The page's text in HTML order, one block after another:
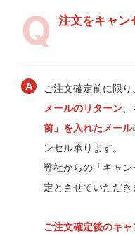
注文をキャン
ご注文確定前に限り
メールのリターン、
前」を入れたメール
ンセル承ります。
弊社からの「キャ
定とさせていただき
ご注文確定後のキャ